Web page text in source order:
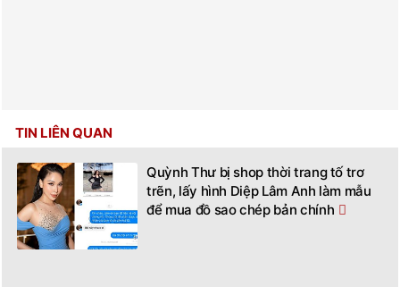
TIN LIÊN QUAN
Quỳnh Thư bị shop thời trang tố trơ
trẽn, lấy hình Diệp Lâm Anh làm mẫu
để mua đồ sao chép bản chính